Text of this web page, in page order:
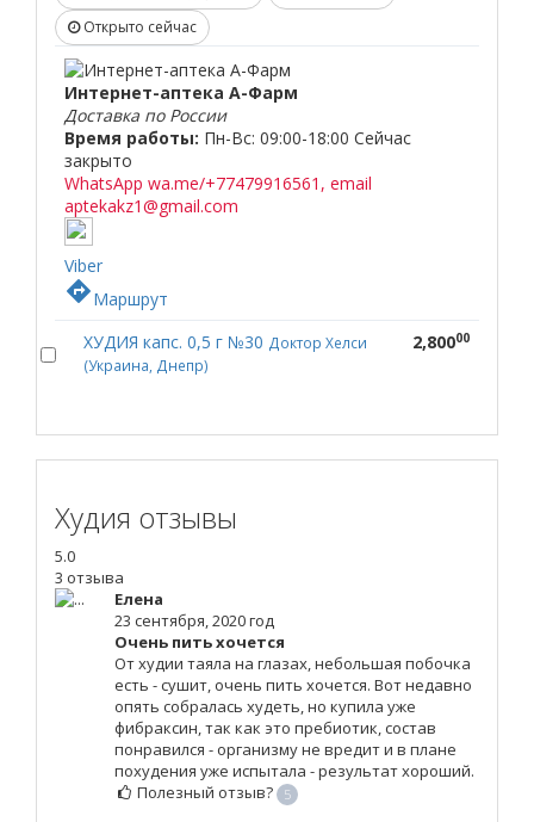
Открыто сейчас
Интернет-аптека А-Фарм
Доставка по России
Время работы: Пн-Вс: 09:00-18:00 Сейчас
закрыто
WhatsApp wa.me/+77479916561, email
aptekakz1@gmail.com
Viber
directionsМаршрут
ХУДИЯ капс. 0,5 г №30 Доктор Хелси
(Украина, Днепр)
2,80000
Худия отзывы
5.0
3 отзыва
Елена
23 сентября, 2020 год
Очень пить хочется
От худии таяла на глазах, небольшая побочка
есть - сушит, очень пить хочется. Вот недавно
опять собралась худеть, но купила уже
фибраксин, так как это пребиотик, состав
понравился - организму не вредит и в плане
похудения уже испытала - результат хороший.
Полезный отзыв? 5